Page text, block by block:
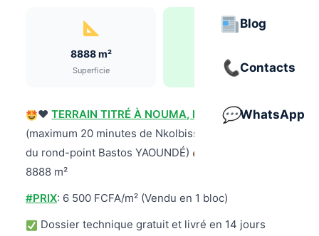
Blog
Contacts
WhatsApp
8888 m²
Superficie Titre Foncier
♥️ TERRAIN TITRÉ À NOUMA, NKOLBISSON
(maximum 20 minutes de Nkolbisson et 25 minutes
du rond-point Bastos YAOUNDÉ)
8888 m²
#PRIX: 6 500 FCFA/m² (Vendu en 1 bloc)
Dossier technique gratuit et livré en 14 jours